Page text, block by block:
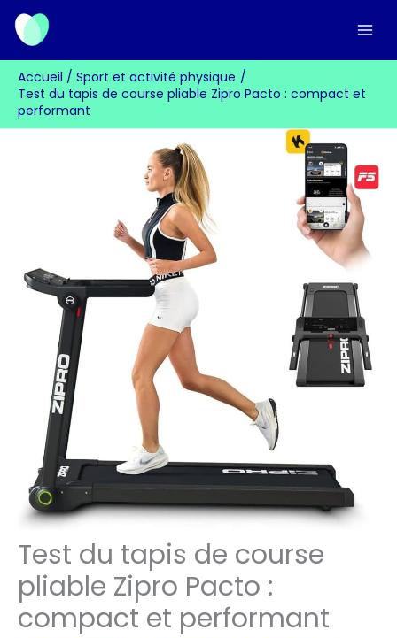
Aller
contenu
Accueil
Sport et activité physique
Test du tapis de course pliable Zipro Pacto : compact et
performant
Test du tapis de course
pliable Zipro Pacto :
compact et performant